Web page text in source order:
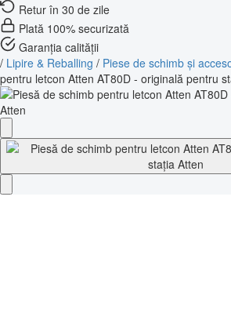
Retur în 30 de zile
Plată 100% securizată
Garanția calității
/ Lipire & Reballing / Piese de schimb și
pentru letcon Atten AT80D - originală pentru